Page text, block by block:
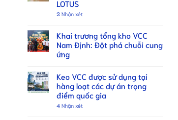
LOTUS
2 Nhận xét
Khai trương tổng kho VCC
Nam Định: Đột phá chuỗi cung
ứng
Keo VCC được sử dụng tại
hàng loạt các dự án trọng
điểm quốc gia
4 Nhận xét